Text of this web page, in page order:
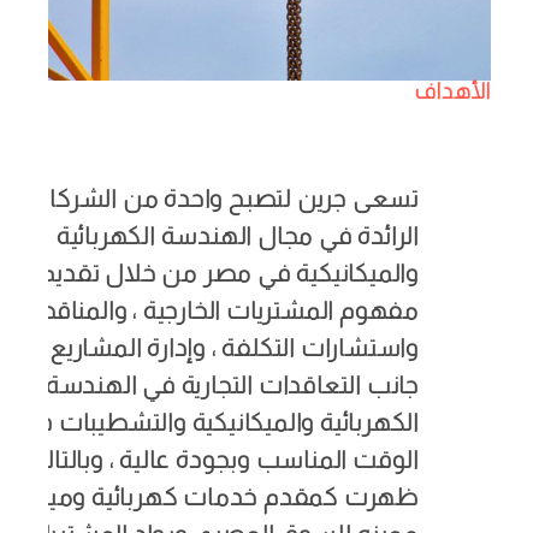
الأهداف
تسعى جرين لتصبح واحدة من الشركات
الرائدة في مجال الهندسة الكهربائية
والميكانيكية في مصر من خلال تقديم
مفهوم المشتريات الخارجية ، والمناقصات
واستشارات التكلفة ، وإدارة المشاريع ، إلى
جانب التعاقدات التجارية في الهندسة
الكهربائية والميكانيكية والتشطيبات في
الوقت المناسب وبجودة عالية ، وبالتالي
ظهرت كمقدم خدمات كهربائية